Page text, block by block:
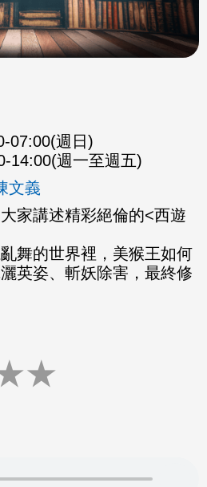
07:00(週日)
14:00(週一至週五)
文義
家講述精彩絕倫的<西遊
舞的世界裡，美猴王如何
英姿、斬妖除害，最終修
★